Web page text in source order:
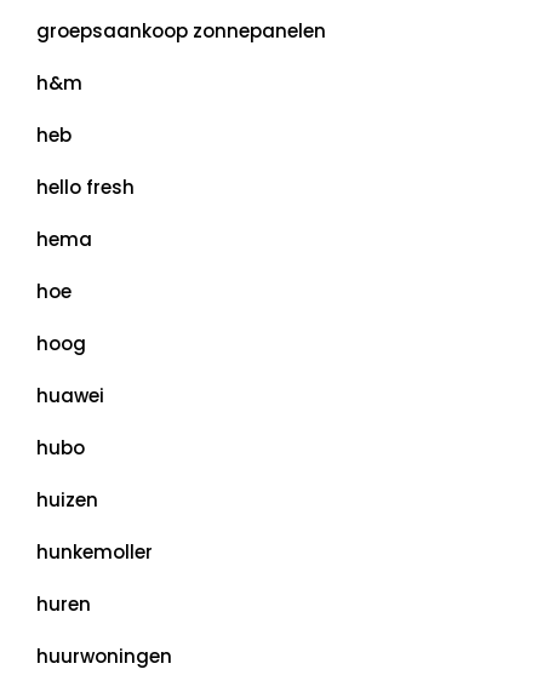
groepsaankoop zonnepanelen
h&m
heb
hello fresh
hema
hoe
hoog
huawei
hubo
huizen
hunkemoller
huren
huurwoningen